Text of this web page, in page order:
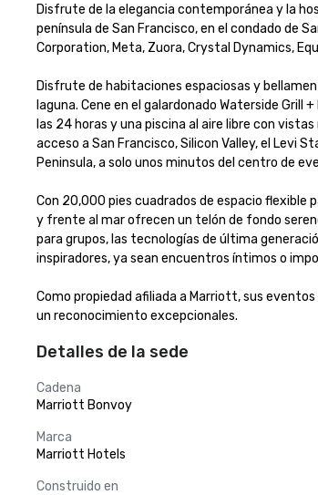
Disfrute de la elegancia contemporánea y la
península de San Francisco, en el condado de
Corporation, Meta, Zuora, Crystal Dynamics,
Disfrute de habitaciones espaciosas y
laguna. Cene en el galardonado Waterside
las 24 horas y una piscina al aire libre con
acceso a San Francisco, Silicon Valley, el Levi
Peninsula, a solo unos minutos del centro de
Con 20,000 pies cuadrados de espacio flexible
y frente al mar ofrecen un telón de fondo
para grupos, las tecnologías de última
inspiradores, ya sean encuentros íntimos o
Como propiedad afiliada a Marriott, sus
un reconocimiento excepcionales.
Detalles de la sede
Cadena
Marriott Bonvoy
Marca
Marriott Hotels
Construido en